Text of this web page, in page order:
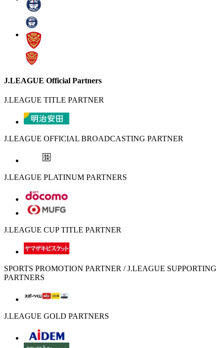
J.LEAGUE Official Partners
J.LEAGUE TITLE PARTNER
J.LEAGUE OFFICIAL BROADCASTING PARTNER
J.LEAGUE PLATINUM PARTNERS
J.LEAGUE CUP TITLE PARTNER
SPORTS PROMOTION PARTNER / J.LEAGUE SUPPORTING
PARTNERS
J.LEAGUE GOLD PARTNERS